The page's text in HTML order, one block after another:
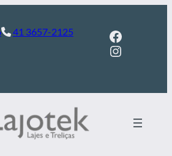
41 3657-2125
Facebook
Instagram